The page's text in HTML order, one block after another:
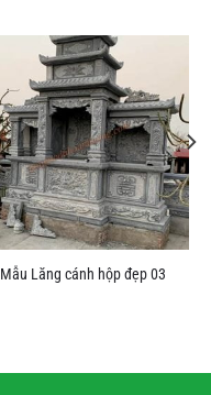
Mẫu Lăng cánh hộp đẹp 03